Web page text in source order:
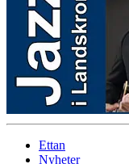
Ettan
Nyheter